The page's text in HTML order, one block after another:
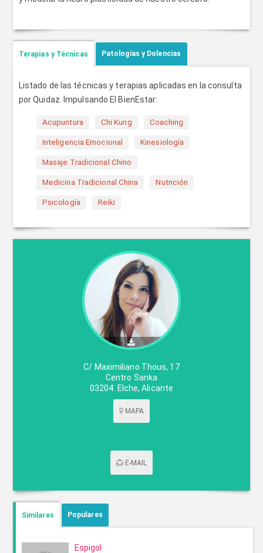
Terapias y Técnicas Patologías y Dolencias
Listado de las técnicas y terapias aplicadas en la consulta
por Quidaz. Impulsando El BienEstar:
Acupuntura Chi Kung Coaching
Inteligencia Emocional Kinesiología
Masaje Tradicional Chino
Medicina Tradicional China Nutrición
Psicología Reiki
C/ Maximiliano Thous, 17
Centro Sanka
03204 Elche,Alicante
MAPA
E-MAIL
Similares Populares
Espigol